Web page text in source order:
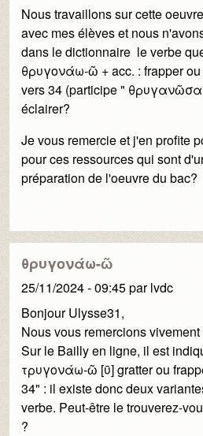
Nous travaillons sur cette
avec mes élèves et nous
dans le dictionnaire le verbe
θρυγονάω-ῶ + acc. : frapper ou
vers 34 (participe "
éclairer?
Je vous remercie et j'en profite
pour ces ressources qui sont
préparation de l'oeuvre du bac?
θρυγονάω-ῶ
25/11/2024 - 09:45parlvdc
Bonjour Ulysse31,
Nous vous remercions
Sur le Bailly en ligne, il est
τρυγονάω-ῶ [ῡ] gratter ou
34" : il existe donc deux
verbe. Peut-être le trouverez-
?